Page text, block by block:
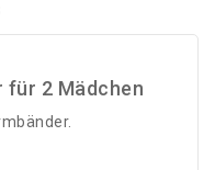
für 2 Mädchen